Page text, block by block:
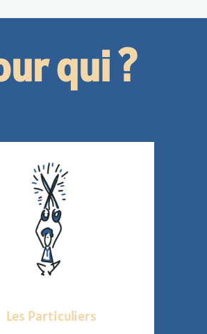
qui ?
Les Particuliers